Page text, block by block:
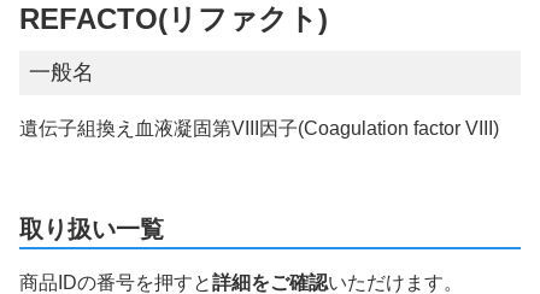
REFACTO(リファクト)
一般名
遺伝子組換え血液凝固第VIII因子(Coagulation factor VIII)
取り扱い一覧
商品IDの番号を押すと詳細をご確認いただけます。